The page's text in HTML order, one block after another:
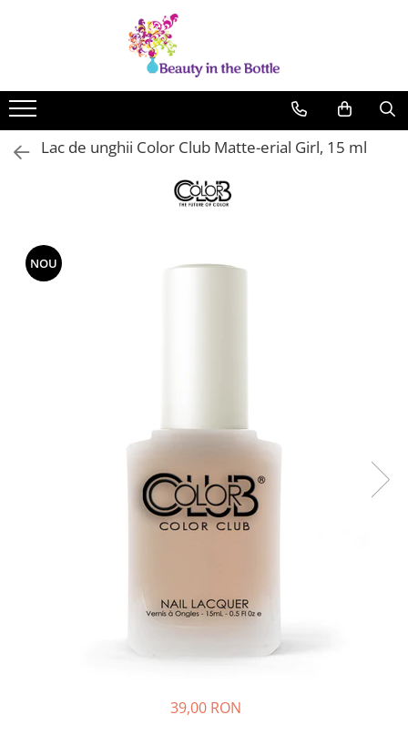
OPI
ILNP
Zoya
Cirque
Base coat
Top Coat
IngrijireLac de unghii Color Club Matte-erial Girl, 15 ml
NOU
39,00 RON